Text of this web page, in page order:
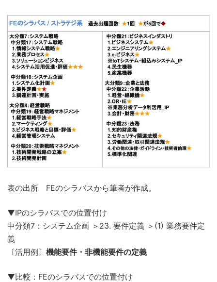
表の出所 FEのシラバスから筆者が作成。
▼IPのシラバスでの位置付け
中分類7：システム企画 ＞23. 要件定義 ＞(1) 業務要件定
義
〔活用例〕 機能要件・非機能要件の定義
▼比較：FEのシラバスでの位置付け